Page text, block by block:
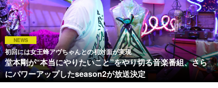
NEWS
初回には女王蜂アヴちゃんとの初対面が実現
堂本剛が“本当にやりたいこと”をやり切る音楽番組、さら
にパワーアップしたseason2が放送決定